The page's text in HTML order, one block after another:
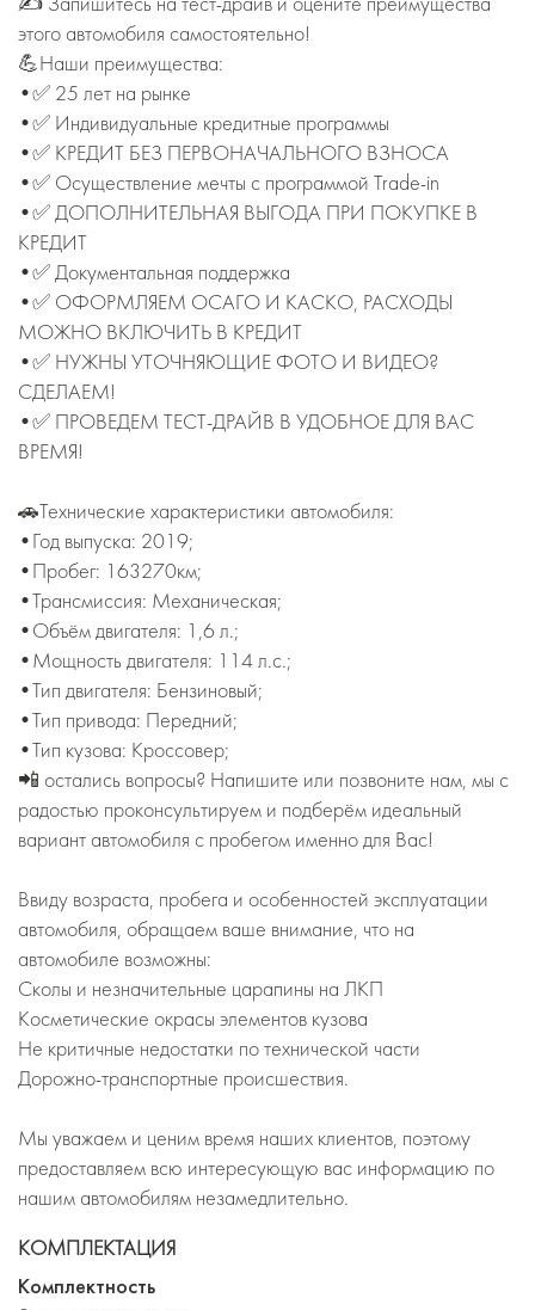
✍ Запишитесь на тест-драйв и оцените преимущества
этого автомобиля самостоятельно!
💪Наши преимущества:
•✅ 25 лет на рынке
•✅ Индивидуальные кредитные программы
•✅ КРЕДИТ БЕЗ ПЕРВОНАЧАЛЬНОГО ВЗНОСА
•✅ Осуществление мечты с программой Trade-in
•✅ ДОПОЛНИТЕЛЬНАЯ ВЫГОДА ПРИ ПОКУПКЕ В
КРЕДИТ
•✅ Документальная поддержка
•✅ ОФОРМЛЯЕМ ОСАГО И КАСКО, РАСХОДЫ
МОЖНО ВКЛЮЧИТЬ В КРЕДИТ
•✅ НУЖНЫ УТОЧНЯЮЩИЕ ФОТО И ВИДЕО?
СДЕЛАЕМ!
•✅ ПРОВЕДЕМ ТЕСТ-ДРАЙВ В УДОБНОЕ ДЛЯ ВАС
ВРЕМЯ!
🚗Технические характеристики автомобиля:
•Год выпуска: 2019;
•Пробег: 163270км;
•Трансмиссия: Механическая;
•Объём двигателя: 1,6 л.;
•Мощность двигателя: 114 л.с.;
•Тип двигателя: Бензиновый;
•Тип привода: Передний;
•Тип кузова: Кроссовер;
📲 остались вопросы? Напишите или позвоните нам, мы с
радостью проконсультируем и подберём идеальный
вариант автомобиля с пробегом именно для Вас!
Ввиду возраста, пробега и особенностей эксплуатации
автомобиля, обращаем ваше внимание, что на
автомобиле возможны:
Сколы и незначительные царапины на ЛКП
Косметические окрасы элементов кузова
Не критичные недостатки по технической части
Дорожно-транспортные происшествия.
Мы уважаем и ценим время наших клиентов, поэтому
предоставляем всю интересующую вас информацию по
нашим автомобилям незамедлительно.
КОМПЛЕКТАЦИЯ
Комплектность